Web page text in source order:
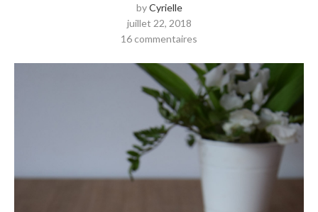
byCyrielle
juillet 22, 2018
16 commentaires